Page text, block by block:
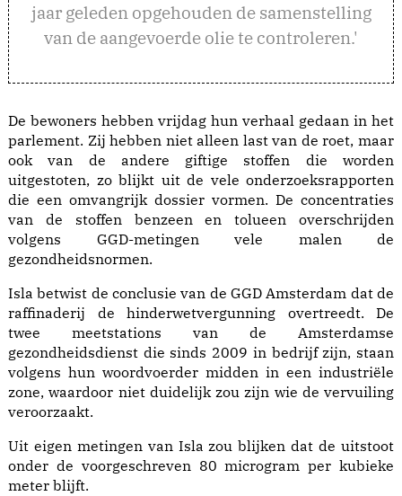
jaar geleden opgehouden de samenstelling
van de aangevoerde olie te controleren.'
De bewoners hebben vrijdag hun verhaal gedaan in het
parlement. Zij hebben niet alleen last van de roet, maar
ook van de andere giftige stoffen die worden
uitgestoten, zo blijkt uit de vele onderzoeksrapporten
die een omvangrijk dossier vormen. De concentraties
van de stoffen benzeen en tolueen overschrijden
volgens GGD-metingen vele malen de
gezondheidsnormen.
Isla betwist de conclusie van de GGD Amsterdam dat de
raffinaderij de hinderwetvergunning overtreedt. De
twee meetstations van de Amsterdamse
gezondheidsdienst die sinds 2009 in bedrijf zijn, staan
volgens hun woordvoerder midden in een industriële
zone, waardoor niet duidelijk zou zijn wie de vervuiling
veroorzaakt.
Uit eigen metingen van Isla zou blijken dat de uitstoot
onder de voorgeschreven 80 microgram per kubieke
meter blijft.